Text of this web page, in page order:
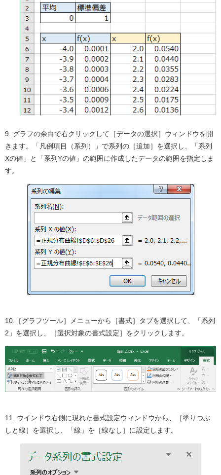
9. グラフの余白で右クリックして［データの選択］ウィンドウを開
きます。「凡例項目（系列）」で系列の［追加］を選択し、「系列
Xの値」と「系列Yの値」の範囲に作成したデータの範囲を指定しま
す。
10.［グラフツール］メニューから［書式］タブを選択して、「系列
2」を選択し、［選択対象の書式設定］をクリックします。
11. ウインドウ右側に現れた書式設定ウィンドウから、［塗りつぶ
しと線］を選択し、「線」を［線なし］に設定します。